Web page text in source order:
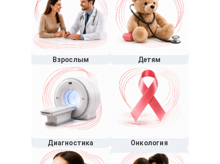
Взрослым Детям
Диагностика Онкология